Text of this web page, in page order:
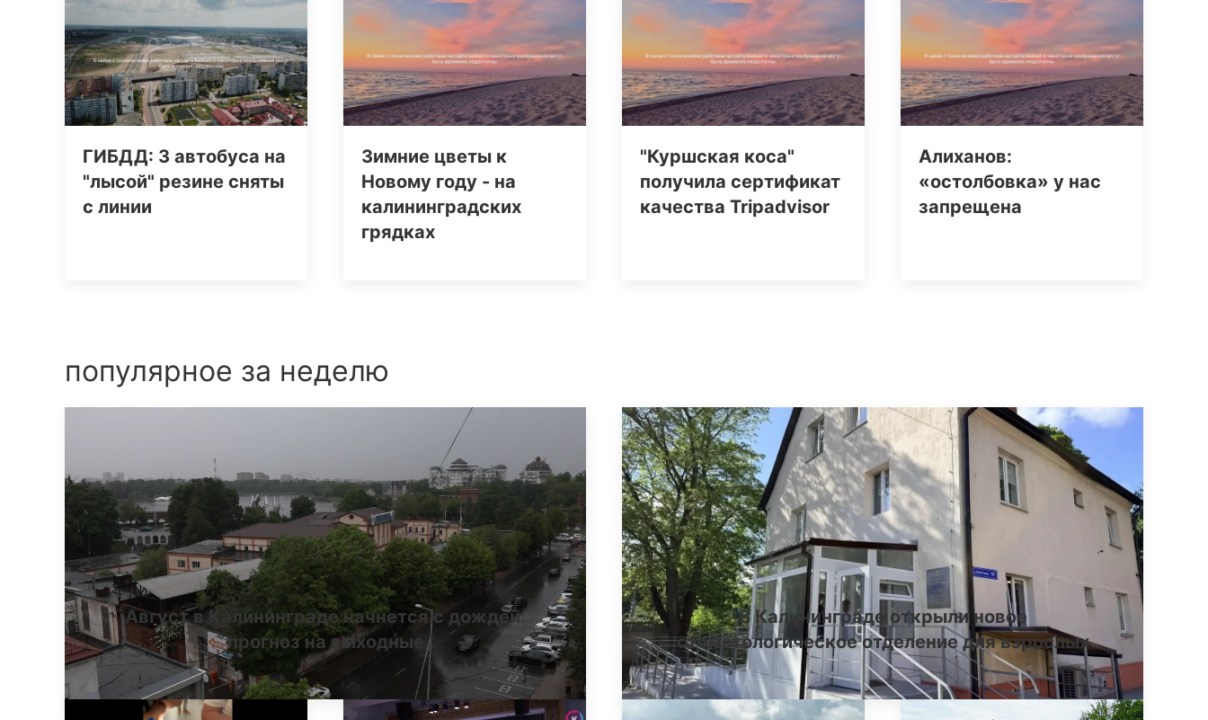
ГИБДД: 3 автобуса на
"лысой" резине сняты
с линии
Зимние цветы к
Новому году - на
калининградских
грядках
"Куршская коса"
получила сертификат
качества Tripаdvisor
Алиханов:
«остолбовка» у нас
запрещена
популярное за неделю
Август в Калининграде начнется с дождей:
прогноз на выходные
В Калининграде открыли новое
стоматологическое отделение для взрослых